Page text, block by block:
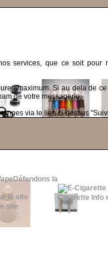
services, que ce soit pour
maximum.Si au dela de
de votre messagerie.
via le lien ci-dessus
Défendons la
site
Cigarette Info